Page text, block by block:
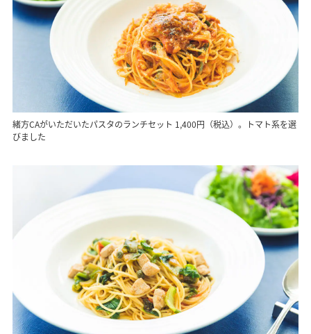
緒方CAがいただいたパスタのランチセット 1,400円（税込）。トマト系を選
びました